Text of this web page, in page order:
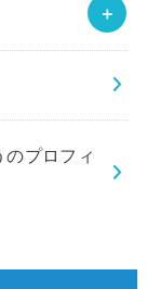
プロフィ